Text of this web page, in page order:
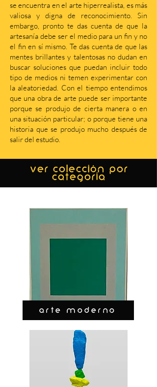
se encuentra en el arte hiperrealista, es más
valiosa y digna de reconocimiento. Sin
embargo, pronto te das cuenta de que la
artesanía debe ser el medio para un fin y no
el fin en sí mismo. Te das cuenta de que las
mentes brillantes y talentosas no dudan en
buscar soluciones que puedan incluir todo
tipo de medios ni temen experimentar con
la aleatoriedad. Con el tiempo entendimos
que una obra de arte puede ser importante
porque se produjo de cierta manera o en
una situación particular; o porque tiene una
historia que se produjo mucho después de
salir del estudio.
ver colección por
categoría
ARTE MODERNO